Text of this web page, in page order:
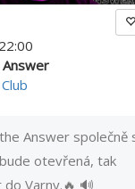
Answer společně
otevřená, tak
Varny.🔥 🔊